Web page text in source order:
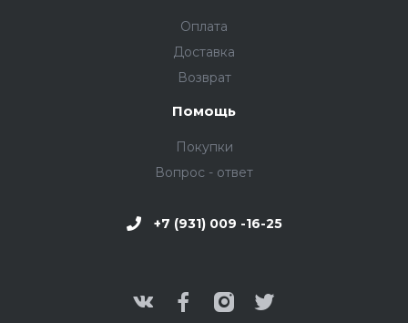
Оплата
Доставка
Возврат
Помощь
Покупки
Вопрос - ответ
+7 (931) 009 -16-25